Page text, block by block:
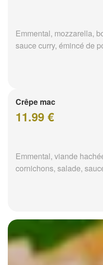
Emmental, mozzarella,
sauce curry, émincé de
Crêpe mac
11.99 €
Emmental, viande
cornichons, salade,